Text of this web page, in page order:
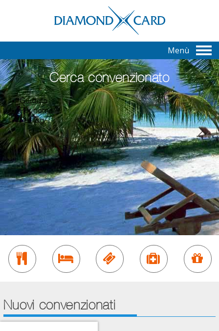
Menù
Cerca convenzionato
Guidata
Per nome
Per tag
Nuovi convenzionati